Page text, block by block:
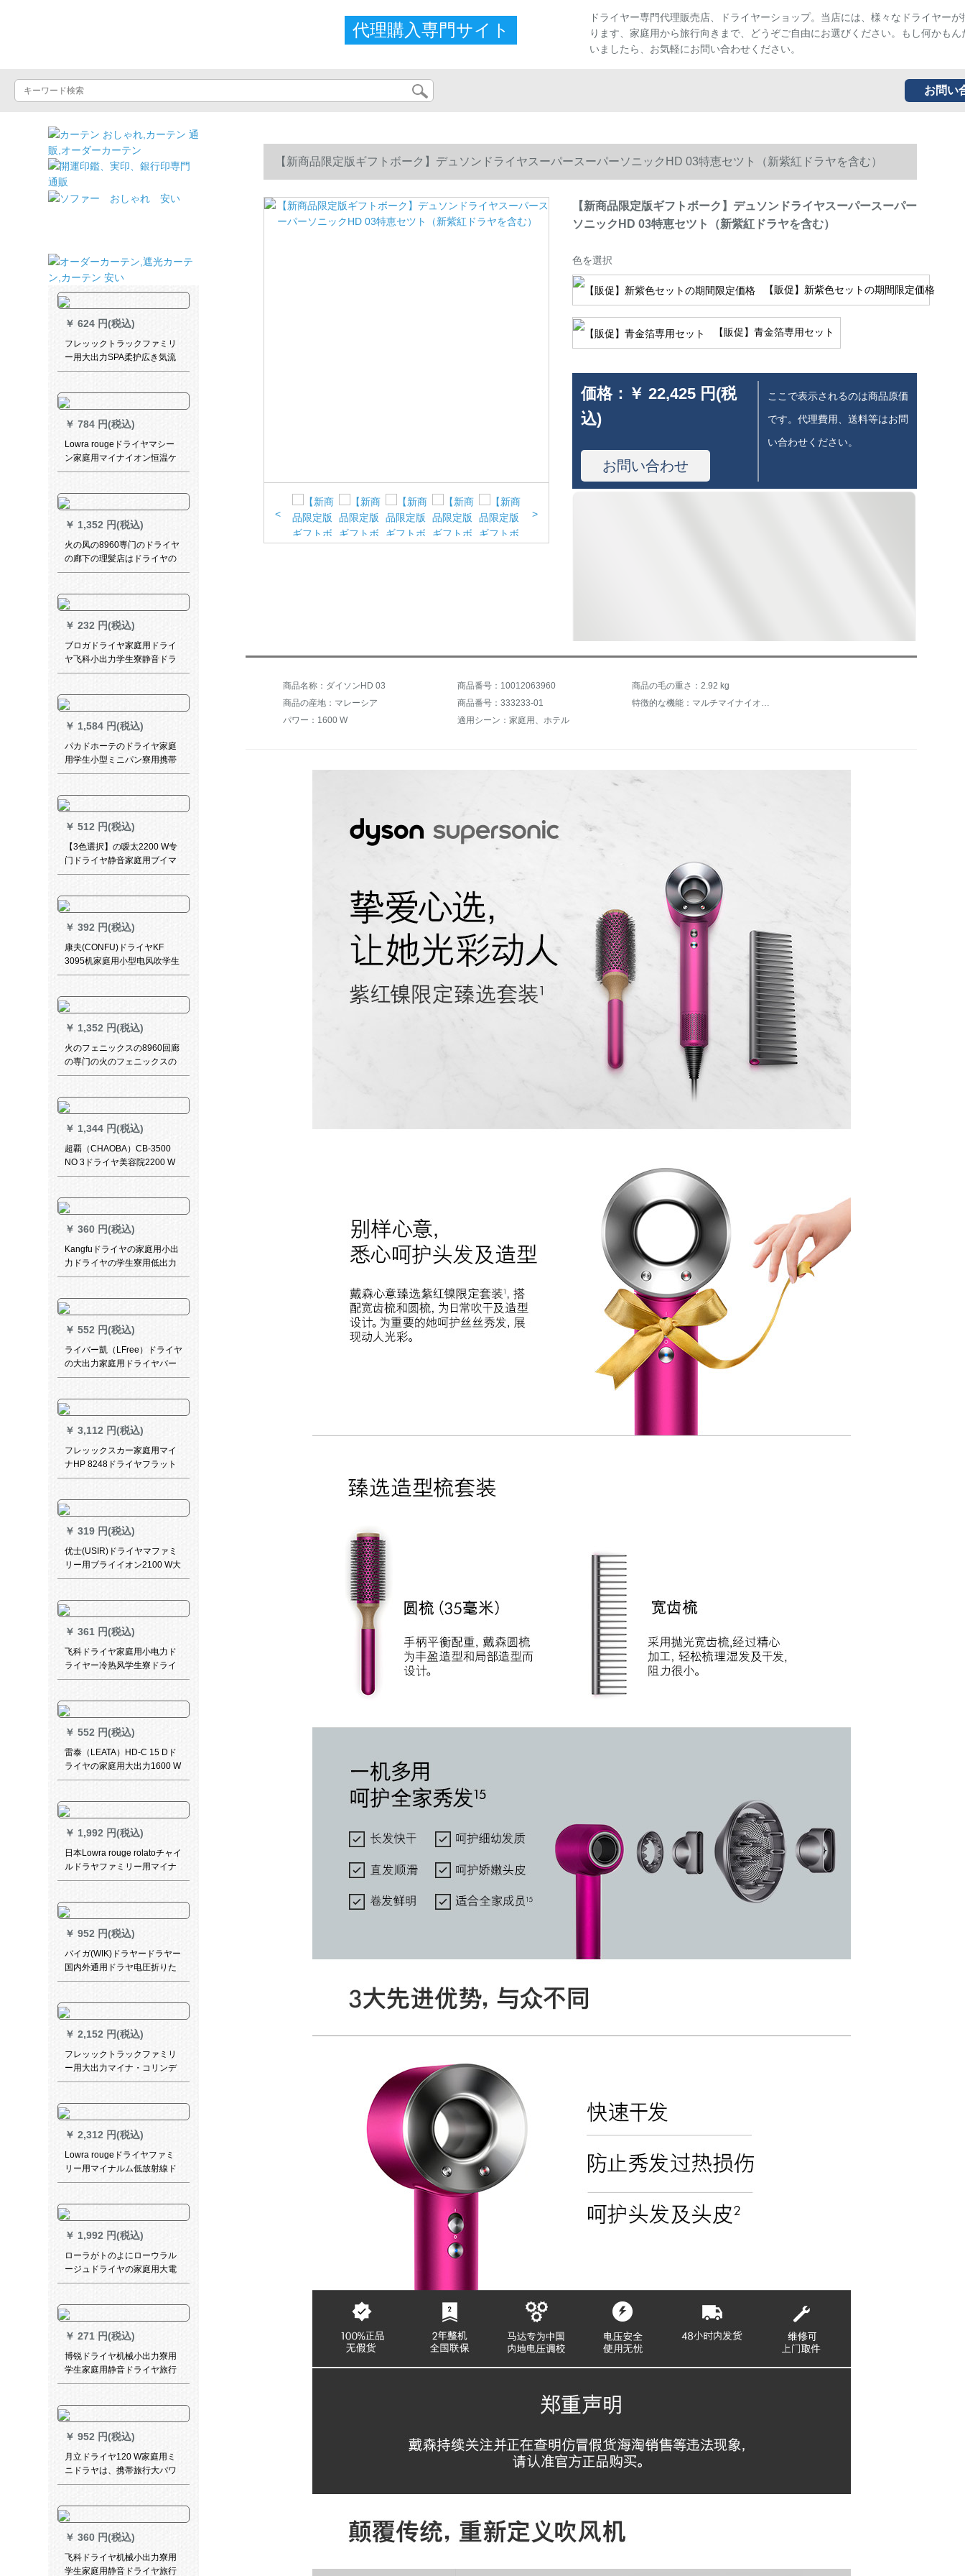
代理購入専門サイト
ドライヤー専門代理販売店、ドライヤーショップ。当店には、様々なドライヤーが
ります、家庭用から旅行向きまで、どうぞご自由にお選びください。もし何かもん
いましたら、お気軽にお問い合わせください。
お問い
￥ 624 円(税込)
フレッックトラックファミリ
ー用大出力SPA柔护広き気流
サーロン理髪店冷熱ドラーヤ
￥ 784 円(税込)
Lowra rougeドライヤマシー
ン家庭用マイナイオン恒温ケ
ア低放射線で悪寒な熱い風に
￥ 1,352 円(税込)
火の凤の8960専门のドライヤ
の廊下の理髪店はドライヤの
筒の2200 Wの大きな仕事率の
します。
￥ 232 円(税込)
ブロガドライヤ家庭用ドライ
ヤ飞科小出力学生寮静音ドラ
ヤパソコPH 1601薄いピンク
￥ 1,584 円(税込)
パカドホーテのドライヤ家庭
用学生小型ミニパン寮用携帯
テープ式折りたたみ式白1200
￥ 512 円(税込)
【3色選択】の嗳太2200 W专
门ドライヤ静音家庭用ブイマ
イナーおすし大出力冷熱風理
￥ 392 円(税込)
康夫(CONFU)ドライヤKF
3095机家庭用小型电风吹学生
寮低出力ドライヤー1600 W携
￥ 1,352 円(税込)
火のフェニックスの8960回廊
の専门の火のフェニックスの
フィックの风机の大きいパン
热风のドラヤーの恒温は黒の
新型です。
￥ 1,344 円(税込)
超覇（CHAOBA）CB-3500
NO 3ドライヤ美容院2200 W
大出力ドライヤ専门用冷热风
￥ 360 円(税込)
Kangfuドライヤの家庭用小出
力ドライヤの学生寮用低出力
折りたたたたみドライヤ寮の
いても伤つきます。
￥ 552 円(税込)
ライバー凱（LFree）ドライヤ
の大出力家庭用ドライヤバー
レル冷熱風寮サーロン理髪店
7プロシュート
￥ 3,112 円(税込)
フレッックスカー家庭用マイ
ナHP 8248ドライヤフラット
多機能恒温ケアテリエンテジ
￥ 319 円(税込)
优士(USIR)ドライヤマファミ
リー用ブライイオン2100 W大
出力ドライヤ店専门恒温热风
￥ 361 円(税込)
飞科ドライヤ家庭用小电力ド
ライヤー冷热风学生寮ドライ
ヤー携帯帯ミニ旅行寝室折り
コロンビア恒温FH 6257+ドラ
イヤスタジオ
￥ 552 円(税込)
雷泰（LEATA）HD-C 15 Dド
ライヤの家庭用大出力1600 W
ダブマイオーン静音ドラヤバ
￥ 1,992 円(税込)
日本Lowra rouge rolatoチャイ
ルドラヤファミリー用マイナ
イオン低放射性妊妇ドライヤ
ラト寮高级灰
￥ 952 円(税込)
バイガ(WIK)ドラヤードラヤー
国内外通用ドラヤ电圧折りた
みみ2サーモスタット120 w家
ツアー
￥ 2,152 円(税込)
フレッックトラックファミリ
ー用大出力マイナ・コリンデ
ィック・冷熱風ロック水風筒
￥ 2,312 円(税込)
Lowra rougeドライヤファミ
リー用マイナルム低放射線ド
ライヤー大出力静音ドライヤ
￥ 1,992 円(税込)
ローラがトのよにローウラル
ージュドライヤの家庭用大電
力冷熱風低放射性妊婦子供用
します。携帯型ドライヤの砂
ぼり灰を折り畳とする。
￥ 271 円(税込)
博锐ドライヤ机械小出力寮用
学生家庭用静音ドライヤ旅行
冷热风折ミニPH 1601标准配
￥ 952 円(税込)
月立ドライヤ120 W家庭用ミ
ニドラヤは、携帯旅行大パワ
ルヤー学生寮用ドライヤHD-
す。
￥ 360 円(税込)
飞科ドライヤ机械小出力寮用
学生家庭用静音ドライヤ旅行
【新商品限定版ギフトボーク】デュソンドライヤスーパースーパーソニックHD 03特恵セツト（新紫紅ドラヤを含む）
< >
【新商品限定版ギフトボーク】デュソンドライヤスーパースーパー
ソニックHD 03特恵セツト（新紫紅ドラヤを含む）
色を選択
【販促】新紫色セットの期間限定価格
【販促】青金箔専用セット
価格： ￥ 22,425 円(税
込)
お問い合わせ
ここで表示されるのは商品原価
です。代理費用、送料等はお問
い合わせください。
商品名称：ダイソンHD 03 商品番号：10012063960
商品の毛の重さ：2.92 kg
商品の産地：マレーシア
商品番号：333233-01
パワー：1600 W
適用シーン：家庭用、ホテル